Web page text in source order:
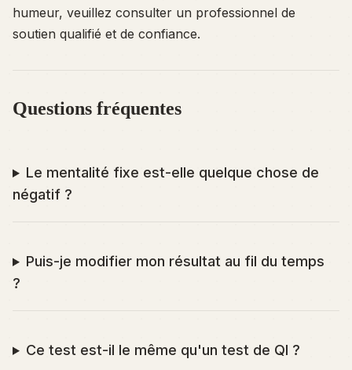
humeur, veuillez consulter un professionnel de
soutien qualifié et de confiance.
Questions fréquentes
Le mentalité fixe est-elle quelque chose de
négatif ?
Puis-je modifier mon résultat au fil du temps
?
Ce test est-il le même qu'un test de QI ?